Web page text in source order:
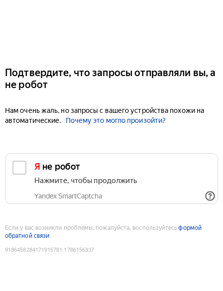
Подтвердите, что запросы отправляли вы, а
не робот
Нам очень жаль, но запросы с вашего устройства похожи на
автоматические.
Почему это могло произойти?
Я не робот
Нажмите, чтобы продолжить
Yandex SmartCaptcha
Если у вас возникли проблемы, пожалуйста, воспользуйтесьформой
обратной связи
9186458284171915781 :1786156337